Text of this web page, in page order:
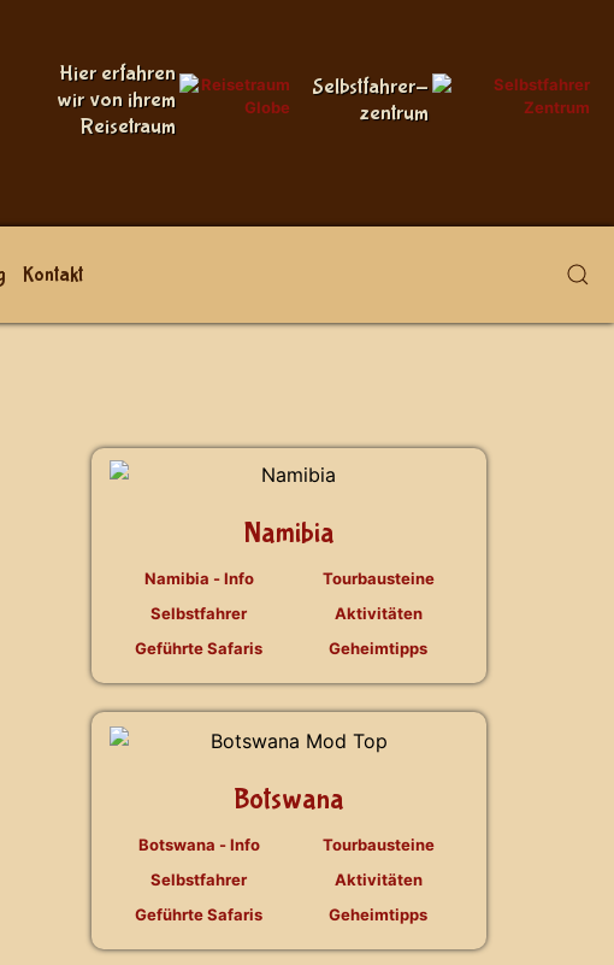
Hier erfahren
wir von ihrem
Reisetraum
Selbstfahrer-
zentrum
Kontakt
Namibia
Namibia - Info
Selbstfahrer
Geführte Safaris
Tourbausteine
Aktivitäten
Geheimtipps
Botswana
Botswana - Info
Selbstfahrer
Geführte Safaris
Tourbausteine
Aktivitäten
Geheimtipps